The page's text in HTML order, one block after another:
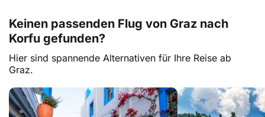
Keinen passenden Flug von Graz nach
Korfu gefunden?
Hier sind spannende Alternativen für Ihre Reise ab
Graz.